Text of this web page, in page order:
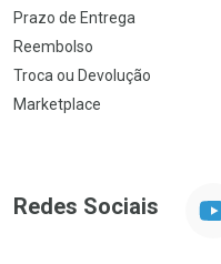
Prazo de Entrega
Reembolso
Troca ou Devolução
Marketplace
Redes Sociais